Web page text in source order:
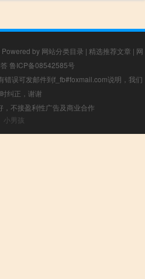
Powered by 网站分类目录 | 精选推荐文章 | 网
鲁ICP备08542585号
错误可发邮件到f_fb#foxmail.com说明，我们
纠正，谢谢
，不接盈利性广告及商业合作
小男孩